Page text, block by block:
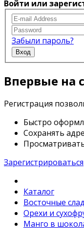
Войти или
Забыли пароль?
Вход
Впервые на
Регистрация
Быстро
Сохранять
Зарегистрироваться
Каталог
Восточные
Орехи и
Манго в